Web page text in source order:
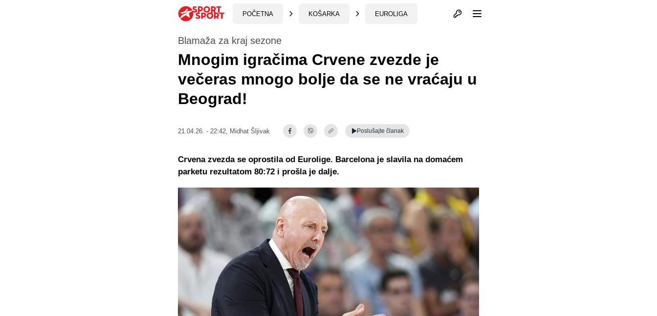
POČETNA KOŠARKA EUROLIGA Otvori profil
Blamaža za kraj sezone
Mnogim igračima Crvene zvezde je
večeras mnogo bolje da se ne vraćaju u
Beograd!
21.04.26. - 22:42, Midhat Šljivak Poslušajte članak
Crvena zvezda se oprostila od Eurolige. Barcelona je slavila na domaćem
parketu rezultatom 80:72 i prošla je dalje.